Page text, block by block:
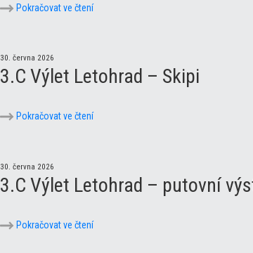
Pokračovat ve čtení
30. června 2026
3.C Výlet Letohrad – Skipi
Pokračovat ve čtení
30. června 2026
3.C Výlet Letohrad – putovní
Pokračovat ve čtení